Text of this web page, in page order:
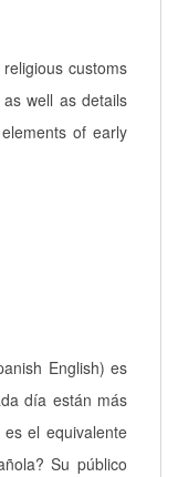
customs
well as details
of early
English) es
día están más
el equivalente
Su público